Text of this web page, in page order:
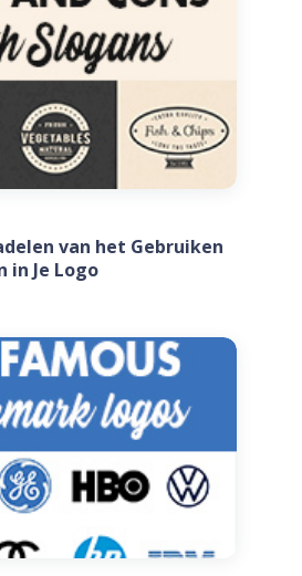
van het Gebruiken
in Je Logo